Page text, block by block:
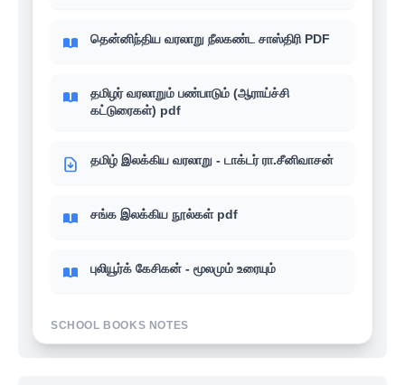
தென்னிந்திய வரலாறு நீலகண்ட சாஸ்திரி PDF
தமிழர் வரலாறும் பண்பாடும் (ஆராய்ச்சி
கட்டுரைகள்) pdf
தமிழ் இலக்கிய வரலாறு - டாக்டர் ரா.சீனிவாசன்
சங்க இலக்கிய நூல்கள் pdf
புலியூர்க் கேசிகன் - மூலமும் உரையும்
SCHOOL BOOKS NOTES